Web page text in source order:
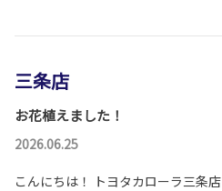
三条店
お花植えました！
2026.06.25
こんにちは！ トヨタカローラ三条店